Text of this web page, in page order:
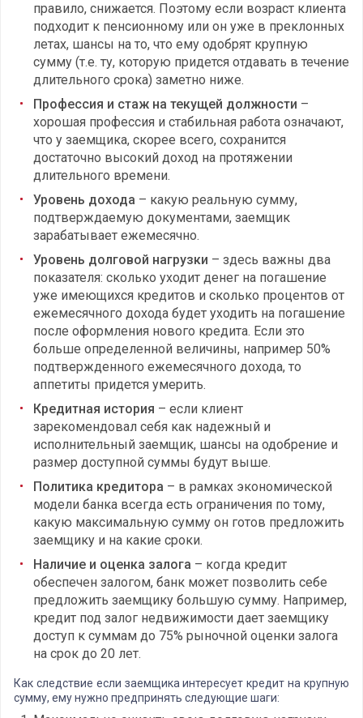
правило, снижается. Поэтому если возраст клиента
подходит к пенсионному или он уже в преклонных
летах, шансы на то, что ему одобрят крупную
сумму (т.е. ту, которую придется отдавать в течение
длительного срока) заметно ниже.
Профессия и стаж на текущей должности –
хорошая профессия и стабильная работа означают,
что у заемщика, скорее всего, сохранится
достаточно высокий доход на протяжении
длительного времени.
Уровень дохода – какую реальную сумму,
подтверждаемую документами, заемщик
зарабатывает ежемесячно.
Уровень долговой нагрузки – здесь важны два
показателя: сколько уходит денег на погашение
уже имеющихся кредитов и сколько процентов от
ежемесячного дохода будет уходить на погашение
после оформления нового кредита. Если это
больше определенной величины, например 50%
подтвержденного ежемесячного дохода, то
аппетиты придется умерить.
Кредитная история – если клиент
зарекомендовал себя как надежный и
исполнительный заемщик, шансы на одобрение и
размер доступной суммы будут выше.
Политика кредитора – в рамках экономической
модели банка всегда есть ограничения по тому,
какую максимальную сумму он готов предложить
заемщику и на какие сроки.
Наличие и оценка залога – когда кредит
обеспечен залогом, банк может позволить себе
предложить заемщику большую сумму. Например,
кредит под залог недвижимости дает заемщику
доступ к суммам до 75% рыночной оценки залога
на срок до 20 лет.
Как следствие если заемщика интересует кредит на крупную
сумму, ему нужно предпринять следующие шаги: